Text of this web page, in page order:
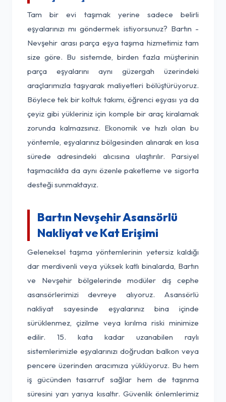
Tam bir evi taşımak yerine sadece belirli
eşyalarınızı mı göndermek istiyorsunuz? Bartın -
Nevşehir arası parça eşya taşıma hizmetimiz tam
size göre. Bu sistemde, birden fazla müşterinin
parça eşyalarını aynı güzergah üzerindeki
araçlarımızla taşıyarak maliyetleri bölüştürüyoruz.
Böylece tek bir koltuk takımı, öğrenci eşyası ya da
çeyiz gibi yükleriniz için komple bir araç kiralamak
zorunda kalmazsınız. Ekonomik ve hızlı olan bu
yöntemle, eşyalarınız bölgesinden alınarak en kısa
sürede adresindeki alıcısına ulaştırılır. Parsiyel
taşımacılıkta da aynı özenle paketleme ve sigorta
desteği sunmaktayız.
Bartın Nevşehir Asansörlü
Nakliyat ve Kat Erişimi
Geleneksel taşıma yöntemlerinin yetersiz kaldığı
dar merdivenli veya yüksek katlı binalarda, Bartın
ve Nevşehir bölgelerinde modüler dış cephe
asansörlerimizi devreye alıyoruz. Asansörlü
nakliyat sayesinde eşyalarınız bina içinde
sürüklenmez, çizilme veya kırılma riski minimize
edilir. 15. kata kadar uzanabilen raylı
sistemlerimizle eşyalarınızı doğrudan balkon veya
pencere üzerinden aracımıza yüklüyoruz. Bu hem
iş gücünden tasarruf sağlar hem de taşınma
süresini yarı yarıya kısaltır. Güvenlik önlemlerimiz